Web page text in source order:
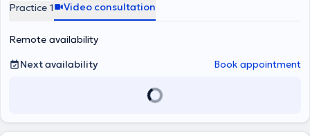
ισορροπίας (ίλιγγος), τη ρινολογία και ρινοχειρουργική-την
ενδοσκοπική χειρουργική ρινος παραρρινιων, την υπνική άπνοια
και τις διαταραχές φωνής και παθησεις του λάρυγγα, την
παιδοωτορινολαρυγγολογια και την αισθητική επανορθωτική
χειρουργική κεφαλής και τραχήλου.
Practice 1 Video consultation
Remote availability
Next availability
Book appointment